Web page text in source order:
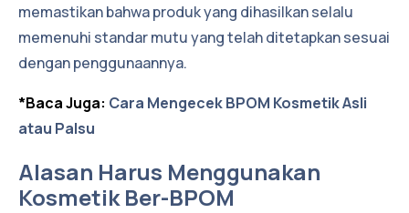
memastikan bahwa produk yang dihasilkan selalu
memenuhi standar mutu yang telah ditetapkan sesuai
dengan penggunaannya.
*Baca Juga: Cara Mengecek BPOM Kosmetik Asli
atau Palsu
Alasan Harus Menggunakan
Kosmetik Ber-BPOM